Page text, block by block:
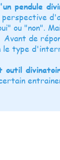
pendule
perspective
ou "non".
de
le type
outil